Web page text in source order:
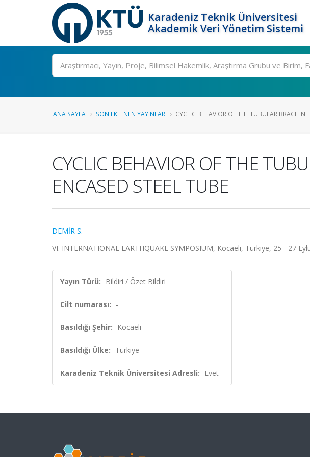
Karadeniz Teknik Üniversitesi
Akademik Veri Yönetim Sistemi
Ara
ANA SAYFA SON EKLENEN YAYINLAR CYCLIC BEHAVIOR OF THE TUBULAR BRACE
CYCLIC BEHAVIOR OF THE
ENCASED STEEL TUBE
DEMİR S.
VI. INTERNATIONAL EARTHQUAKE SYMPOSIUM, Kocaeli, Türkiye, 25 - 27
Yayın Türü: Bildiri / Özet Bildiri
Cilt numarası: -
Basıldığı Şehir: Kocaeli
Basıldığı Ülke: Türkiye
Karadeniz Teknik Üniversitesi Adresli: Evet